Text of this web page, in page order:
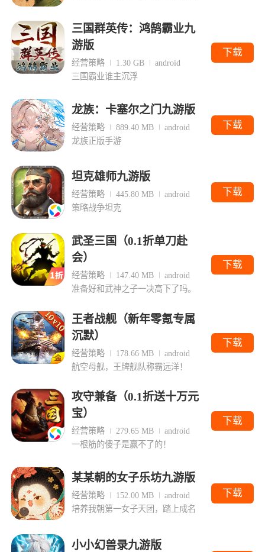
三国群英传：鸿鹄霸业九
游版
经营策略 1.30 GB
android
三国霸业谁主沉浮
下载
龙族：卡塞尔之门九游版
经营策略 889.40 MB
android
龙族正版手游
下载
坦克雄师九游版
经营策略 445.80 MB
android
策略战争坦克
下载
武圣三国（0.1折单刀赴
会）
经营策略 147.40 MB
android
准备好和武神之子一决高下了吗。
下载
王者战舰（新年零氪专属
沉默）
经营策略 178.66 MB
android
航空母舰，王牌舰队称霸远洋！
下载
攻守兼备（0.1折送十万元
宝）
经营策略 279.65 MB
android
一根筋的傻子是赢不了的！
下载
某某朝的女子乐坊九游版
经营策略 152.00 MB
android
培养我朝第一女子天团，踏上成名
下载
小小幻兽录九游版